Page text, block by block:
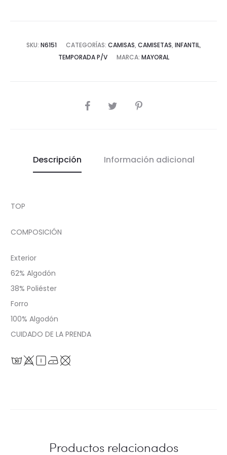
SKU: N6151 CATEGORÍAS: CAMISAS, CAMISETAS, INFANTIL,
TEMPORADA P/V
MARCA: MAYORAL
COMPARTIR
Descripción Información adicional
TOP
COMPOSICIÓN
Exterior
62% Algodón
38% Poliéster
Forro
100% Algodón
CUIDADO DE LA PRENDA
Productos relacionados